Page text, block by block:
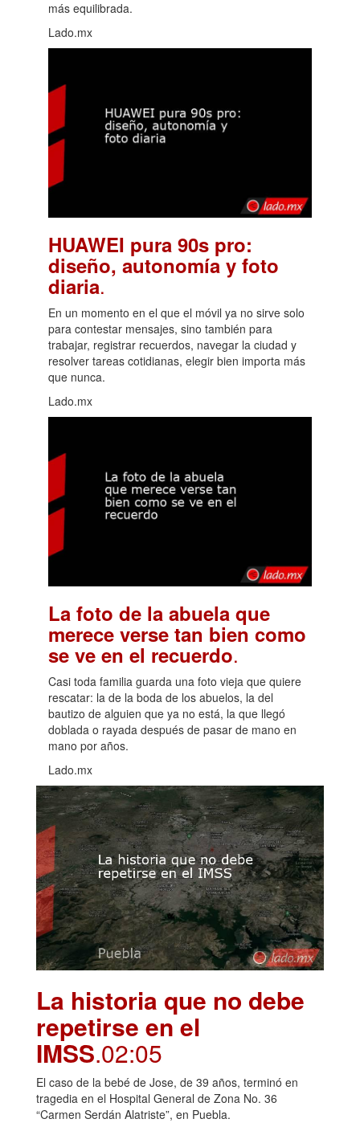
más equilibrada.
Lado.mx
HUAWEI pura 90s pro:
diseño, autonomía y foto
diaria.
En un momento en el que el móvil ya no sirve solo
para contestar mensajes, sino también para
trabajar, registrar recuerdos, navegar la ciudad y
resolver tareas cotidianas, elegir bien importa más
que nunca.
Lado.mx
La foto de la abuela que
merece verse tan bien como
se ve en el recuerdo.
Casi toda familia guarda una foto vieja que quiere
rescatar: la de la boda de los abuelos, la del
bautizo de alguien que ya no está, la que llegó
doblada o rayada después de pasar de mano en
mano por años.
Lado.mx
La historia que no debe
repetirse en el
IMSS.02:05
El caso de la bebé de Jose, de 39 años, terminó en
tragedia en el Hospital General de Zona No. 36
“Carmen Serdán Alatriste”, en Puebla.